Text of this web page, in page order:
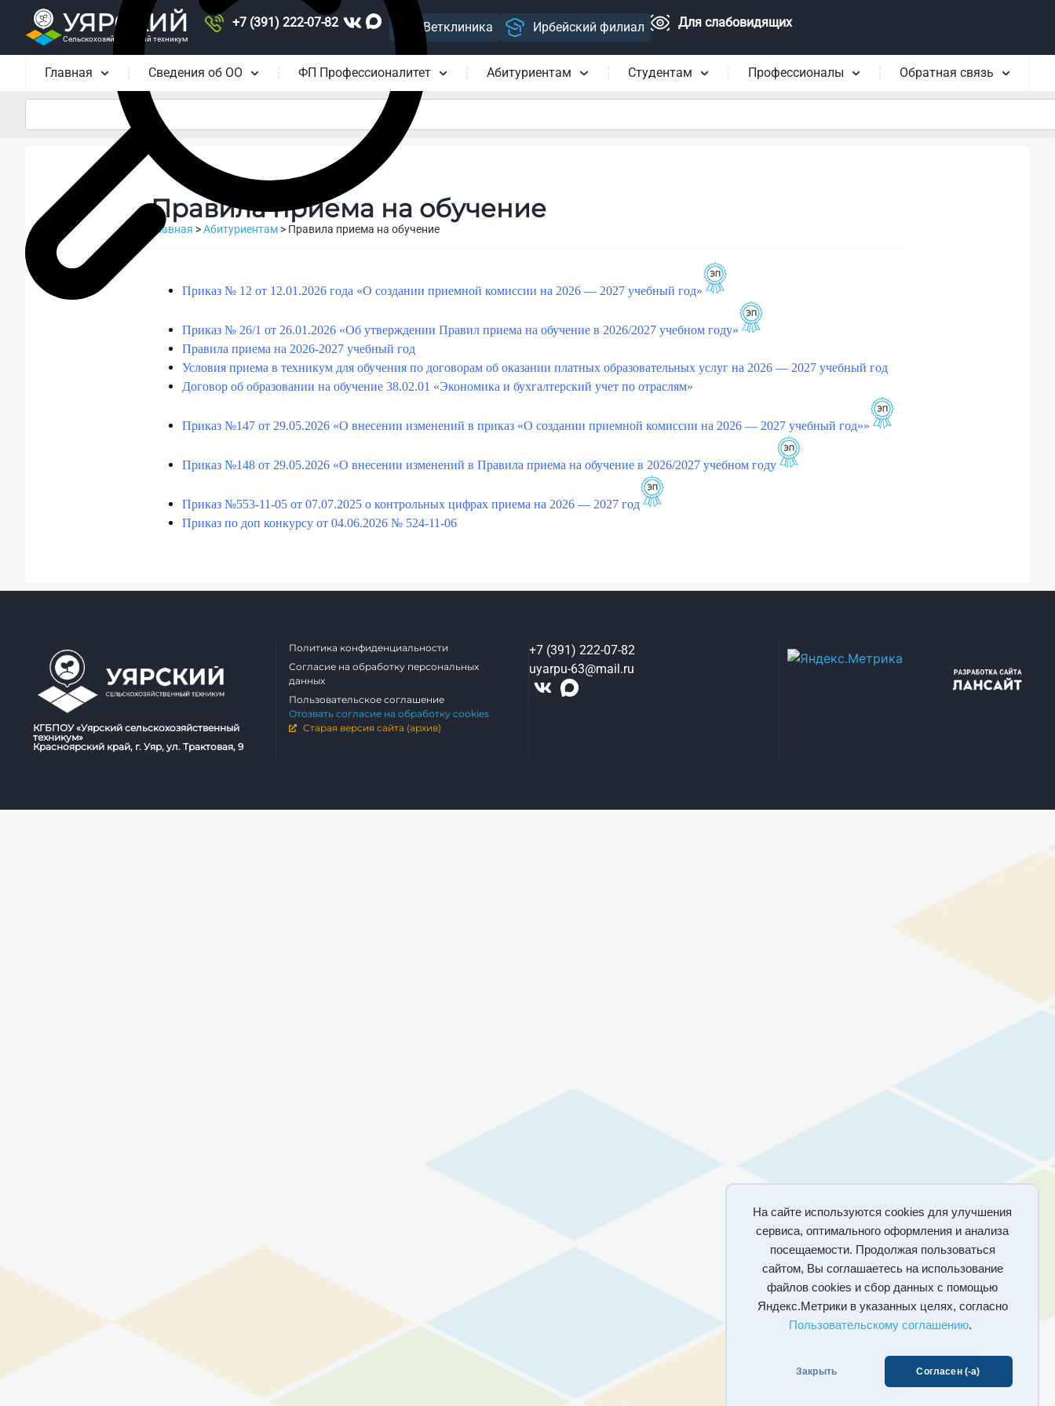
На сайте используются cookies для улучшения
сервиса, оптимального оформления и анализа
посещаемости. Продолжая пользоваться
сайтом, Вы соглашаетесь на использование
файлов cookies и сбор данных с помощью
Яндекс.Метрики в указанных целях, согласно
Пользовательскому соглашению.
Закрыть Согласен (-а)
УЯРСКИЙ
Сельскохозяйственный техникум
+7 (391) 222-07-82 Ветклиника Ирбейский филиал Для слабовидящих
Главная Сведения об ОО ФП Профессионалитет Абитуриентам Студентам Профессионалы Обратная связь
Правила приема на обучение
Главная >Абитуриентам > Правила приема на обучение
Приказ № 12 от 12.01.2026 года «О создании приемной комиссии на 2026 — 2027 учебный год»
Приказ № 26/1 от 26.01.2026 «Об утверждении Правил приема на обучение в 2026/2027 учебном году»
Правила приема на 2026-2027 учебный год
Условия приема в техникум для обучения по договорам об оказании платных образовательных услуг на 2026 — 2027 учебный год
Договор об образовании на обучение 38.02.01 «Экономика и бухгалтерский учет по отраслям»
Приказ №147 от 29.05.2026 «О внесении изменений в приказ «О создании приемной комиссии на 2026 — 2027 учебный год»»
Приказ №148 от 29.05.2026 «О внесении изменений в Правила приема на обучение в 2026/2027 учебном году
Приказ №553-11-05 от 07.07.2025 о контрольных цифрах приема на 2026 — 2027 год
Приказ по доп конкурсу от 04.06.2026 № 524-11-06
КГБПОУ «Уярский сельскохозяйственный
техникум»
Красноярский край, г. Уяр, ул. Трактовая, 9
Политика конфиденциальности
Согласие на обработку персональных
данных
Пользовательское соглашение
Отозвать согласие на обработку cookies
Старая версия сайта (архив)
+7 (391) 222-07-82
uyarpu-63@mail.ru